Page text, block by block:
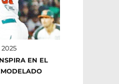
EN EL